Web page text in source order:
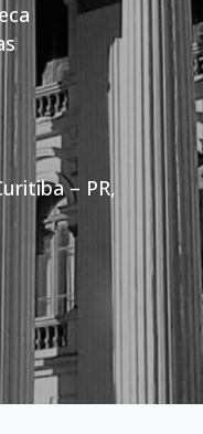
– PR,